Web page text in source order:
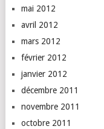
mai 2012
avril 2012
mars 2012
février 2012
janvier 2012
décembre 2011
novembre 2011
octobre 2011